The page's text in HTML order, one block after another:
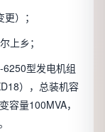
）；
上乡；
型发电机组
），总装机容
容量100MVA，